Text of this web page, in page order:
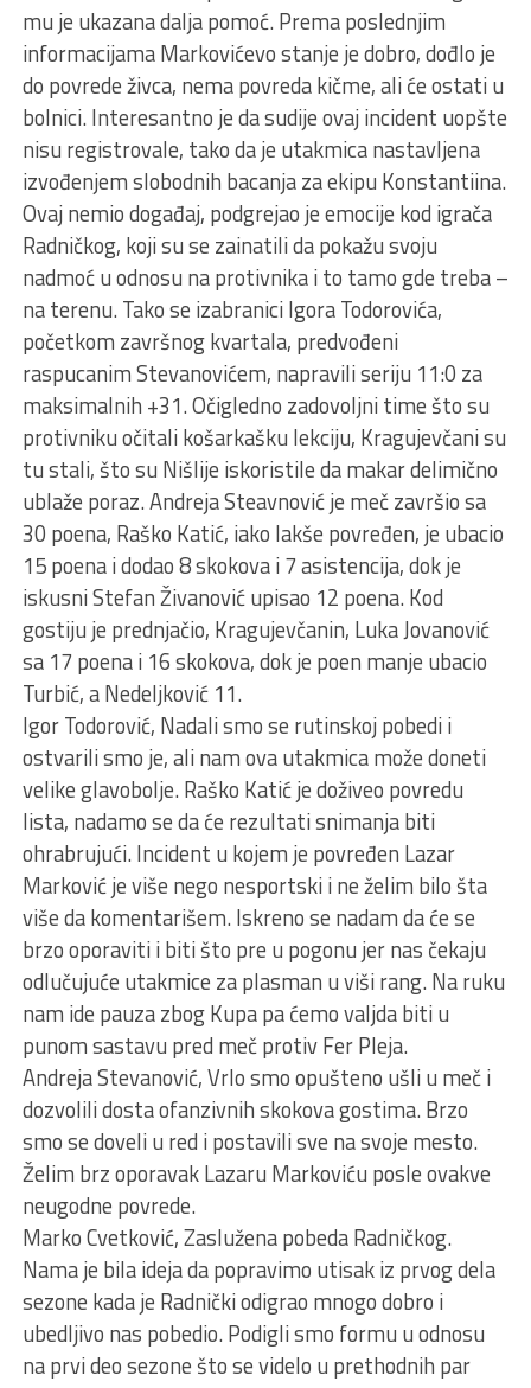
mu je ukazana dalja pomoć. Prema poslednjim
informacijama Markovićevo stanje je dobro, dođlo je
do povrede živca, nema povreda kičme, ali će ostati u
bolnici. Interesantno je da sudije ovaj incident uopšte
nisu registrovale, tako da je utakmica nastavljena
izvođenjem slobodnih bacanja za ekipu Konstantiina.
Ovaj nemio događaj, podgrejao je emocije kod igrača
Radničkog, koji su se zainatili da pokažu svoju
nadmoć u odnosu na protivnika i to tamo gde treba –
na terenu. Tako se izabranici Igora Todorovića,
početkom završnog kvartala, predvođeni
raspucanim Stevanovićem, napravili seriju 11:0 za
maksimalnih +31. Očigledno zadovoljni time što su
protivniku očitali košarkašku lekciju, Kragujevčani su
tu stali, što su Nišlije iskoristile da makar delimično
ublaže poraz. Andreja Steavnović je meč završio sa
30 poena, Raško Katić, iako lakše povređen, je ubacio
15 poena i dodao 8 skokova i 7 asistencija, dok je
iskusni Stefan Živanović upisao 12 poena. Kod
gostiju je prednjačio, Kragujevčanin, Luka Jovanović
sa 17 poena i 16 skokova, dok je poen manje ubacio
Turbić, a Nedeljković 11.
Igor Todorović, Nadali smo se rutinskoj pobedi i
ostvarili smo je, ali nam ova utakmica može doneti
velike glavobolje. Raško Katić je doživeo povredu
lista, nadamo se da će rezultati snimanja biti
ohrabrujući. Incident u kojem je povređen Lazar
Marković je više nego nesportski i ne želim bilo šta
više da komentarišem. Iskreno se nadam da će se
brzo oporaviti i biti što pre u pogonu jer nas čekaju
odlučujuće utakmice za plasman u viši rang. Na ruku
nam ide pauza zbog Kupa pa ćemo valjda biti u
punom sastavu pred meč protiv Fer Pleja.
Andreja Stevanović, Vrlo smo opušteno ušli u meč i
dozvolili dosta ofanzivnih skokova gostima. Brzo
smo se doveli u red i postavili sve na svoje mesto.
Želim brz oporavak Lazaru Markoviću posle ovakve
neugodne povrede.
Marko Cvetković, Zaslužena pobeda Radničkog.
Nama je bila ideja da popravimo utisak iz prvog dela
sezone kada je Radnički odigrao mnogo dobro i
ubedljivo nas pobedio. Podigli smo formu u odnosu
na prvi deo sezone što se videlo u prethodnih par